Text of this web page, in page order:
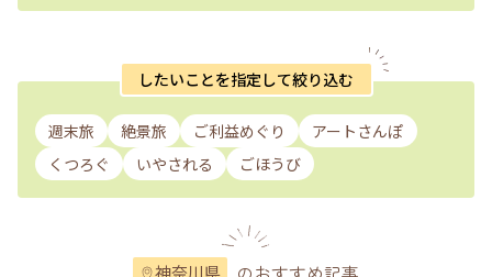
したいことを指定して絞り込む
週末旅 絶景旅 ご利益めぐり
アートさんぽ
くつろぐ
いやされる ごほうび
神奈川県